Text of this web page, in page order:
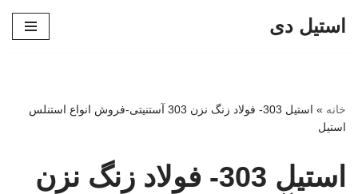
استیل دی
خانه »
استیل 303- فولاد زنگ نزن 303 آستنیتی-فروش انواع استنلس
استیل
استیل 303- فولاد زنگ نزن